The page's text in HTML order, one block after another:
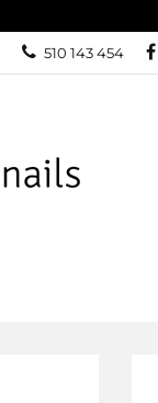
510 143 454
KATEGORIE